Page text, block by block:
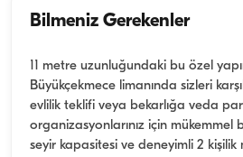
Bilmeniz Gerekenler
11 metre uzunluğundaki bu özel
Büyükçekmece limanında sizleri
evlilik teklifi veya bekarlığa veda
organizasyonlarınız için mükemmel
seyir kapasitesi ve deneyimli 2